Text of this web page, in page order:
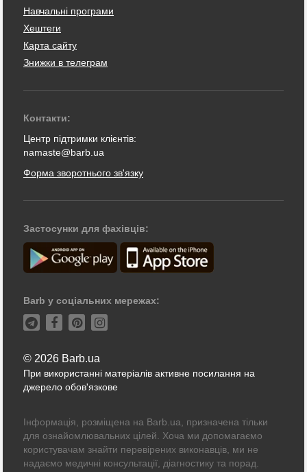
Навчальні програми
Хештеги
Карта сайту
Знижки в телеграм
Контакти:
Центр підтримки клієнтів:
namaste@barb.ua
Форма зворотнього зв'язку
Застосунки для фахівців:
Barb у соціальних мережах:
© 2026 Barb.ua
При використанні матеріалів активне посилання на
джерело обов'язкове
Інформація, розміщена на Barb.ua, призначена тільки
для ознайомлювальних цілей. Хоча ми допомагаємо
користувачам знайти перевірених виконавців, ми не
надаємо медичні консультації, діагностику та порад.